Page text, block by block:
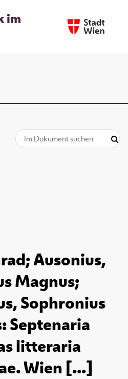
im
Ausonius,
Magnus;
Sophronius
Septenaria
litteraria
Wien [...]